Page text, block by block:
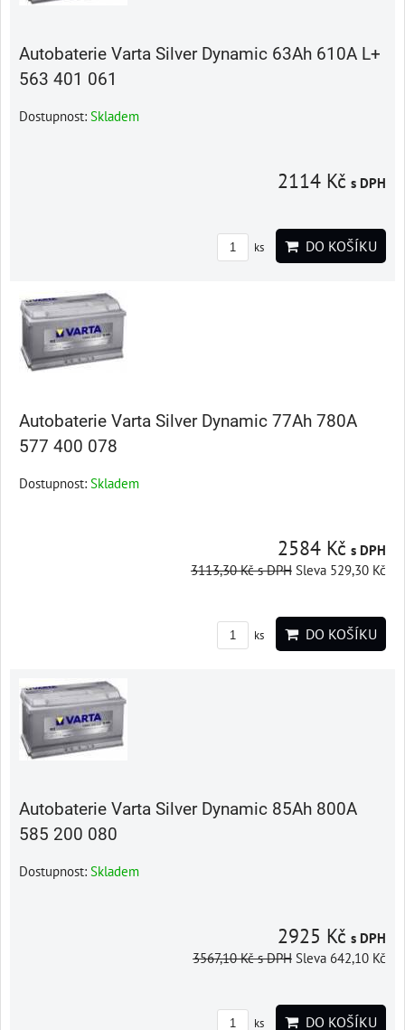
Autobaterie Varta Silver Dynamic 63Ah 610A L+
563 401 061
Dostupnost: Skladem
2114 Kč s DPH
ks DO KOŠÍKU
Autobaterie Varta Silver Dynamic 77Ah 780A
577 400 078
Dostupnost: Skladem
2584 Kč s DPH
3113,30 Kčs DPH Sleva 529,30 Kč
ks DO KOŠÍKU
Autobaterie Varta Silver Dynamic 85Ah 800A
585 200 080
Dostupnost: Skladem
2925 Kč s DPH
3567,10 Kčs DPH Sleva 642,10 Kč
ks DO KOŠÍKU